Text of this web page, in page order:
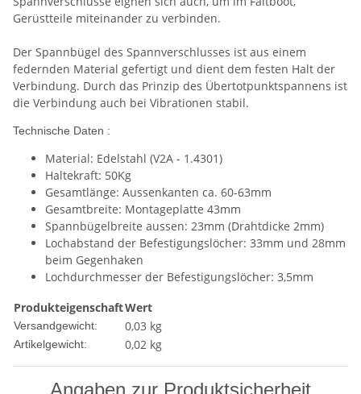
Gerüstteile miteinander zu verbinden.
Der Spannbügel des Spannverschlusses ist aus einem
federnden Material gefertigt und dient dem festen Halt der
Verbindung. Durch das Prinzip des Übertotpunktspannens ist
die Verbindung auch bei Vibrationen stabil.
Technische Daten :
Material: Edelstahl (V2A - 1.4301)
Haltekraft: 50Kg
Gesamtlänge: Aussenkanten ca. 60-63mm
Gesamtbreite: Montageplatte 43mm
Spannbügelbreite aussen: 23mm (Drahtdicke 2mm)
Lochabstand der Befestigungslöcher: 33mm und 28mm
beim Gegenhaken
Lochdurchmesser der Befestigungslöcher: 3,5mm
ProdukteigenschaftWert
Versandgewicht: 0,03 kg
Artikelgewicht: 0,02 kg